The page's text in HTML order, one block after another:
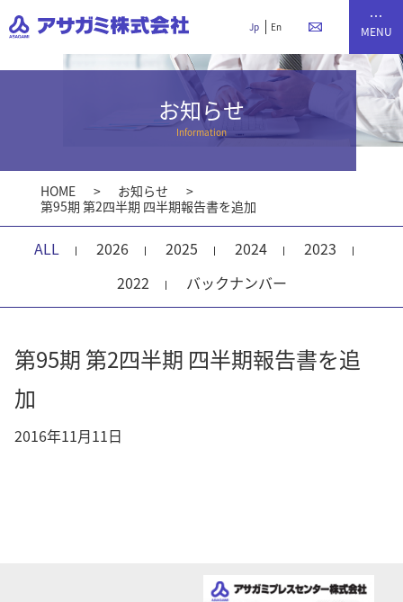
Jp En
お知らせ
Information
HOME
お知らせ
第95期 第2四半期 四半期報告書を追加
ALL 2026 2025 2024
2023
2022
バックナンバー
第95期 第2四半期 四半期報告書を追
加
2016年11月11日